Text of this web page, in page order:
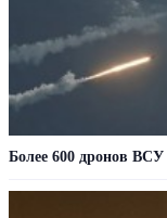
Более 600 дронов